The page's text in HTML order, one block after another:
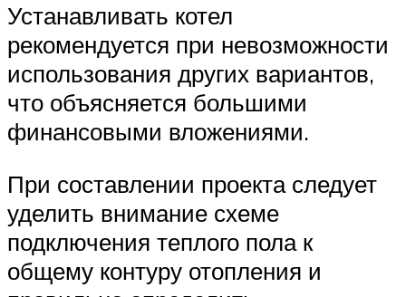
Устанавливать котел
рекомендуется при невозможности
использования других вариантов,
что объясняется большими
финансовыми вложениями.
При составлении проекта следует
уделить внимание схеме
подключения теплого пола к
общему контуру отопления и